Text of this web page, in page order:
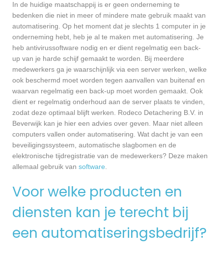
In de huidige maatschappij is er geen onderneming te
bedenken die niet in meer of mindere mate gebruik maakt van
automatisering. Op het moment dat je slechts 1 computer in je
onderneming hebt, heb je al te maken met automatisering. Je
heb antivirussoftware nodig en er dient regelmatig een back-
up van je harde schijf gemaakt te worden. Bij meerdere
medewerkers ga je waarschijnlijk via een server werken, welke
ook beschermd moet worden tegen aanvallen van buitenaf en
waarvan regelmatig een back-up moet worden gemaakt. Ook
dient er regelmatig onderhoud aan de server plaats te vinden,
zodat deze optimaal blijft werken. Rodeco Detachering B.V. in
Beverwijk kan je hier een advies over geven. Maar niet alleen
computers vallen onder automatisering. Wat dacht je van een
beveiligingssysteem, automatische slagbomen en de
elektronische tijdregistratie van de medewerkers? Deze maken
allemaal gebruik van software
Voor welke producten en
diensten kan je terecht bij
een automatiseringsbedrijf?